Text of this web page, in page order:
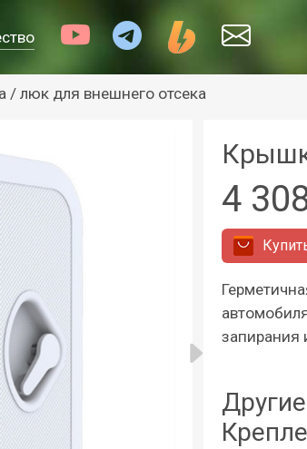
/ люк для внешнего отсека
4
запирания